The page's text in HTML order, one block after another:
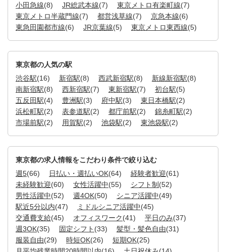
小田急線(8) JR総武本線(7) 東京メトロ有楽町線(7)
東京メトロ半蔵門線(7) 都営浅草線(7) 京急本線(6)
東急田園都市線(6) JR京葉線(5) 東京メトロ東西線(5)
東京都の人気の駅
渋谷駅(16) 新宿駅(8) 西武新宿駅(8) 新線新宿駅(8)
南新宿駅(8) 西新宿駅(7) 東新宿駅(7) 初台駅(5)
五反田駅(4) 豊洲駅(3) 府中駅(3) 東日本橋駅(2)
浜松町駅(2) 表参道駅(2) 都庁前駅(2) 錦糸町駅(2)
市場前駅(2) 用賀駅(2) 池袋駅(2) 東池袋駅(2)
東京都の求人情報をこだわり条件で絞り込む
週5(66) 日払い・週払いOK(64) 経験者歓迎(61)
未経験歓迎(60) 女性活躍中(55) シフト制 (52)
男性活躍中(52) 週4OK(50) シニア活躍中(49)
駅近5分以内(47) ミドルシニア活躍中(45)
交通費支給(45) オフィスワーク(41) 平日のみ(37)
週3OK(35) 固定シフト (33) 髪型・髪色自由(31)
服装自由(29) 時短OK(26) 短期OK(25)